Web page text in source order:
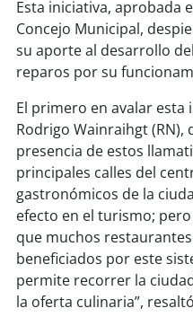
soy quillota
sanantonio
soychillán
soysancarlos
soytalcahuano
soyconcepción
soycoronel
Esta iniciativa, aprobada
Concejo Municipal,
su aporte al desarrollo
reparos por su
El primero en avalar esta
Rodrigo Wainraihgt (RN),
presencia de estos
principales calles del
gastronómicos de la
efecto en el turismo;
que muchos
beneficiados por este
permite recorrer la
la oferta culinaria”,